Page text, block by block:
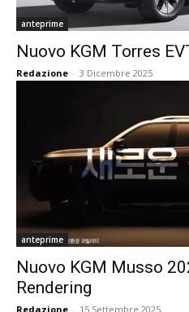
anteprime
Nuovo KGM Torres
Redazione - 3 Dicembre 2025
anteprime
Nuovo KGM Musso
Rendering
Redazione - 15 Settembre 2025